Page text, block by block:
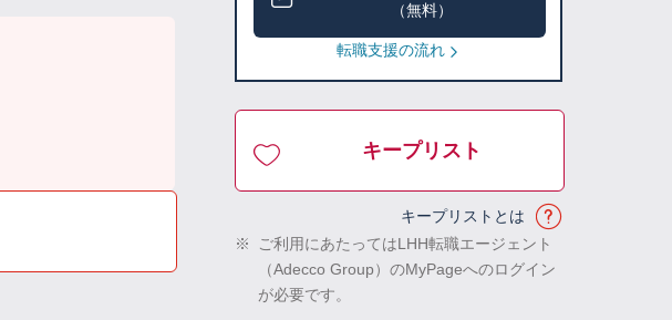
（無料）
転職支援の流れ
キープリスト
キープリストとは
※
ご利用にあたってはLHH転職エージェント
（Adecco Group）のMyPageへのログイン
が必要です。